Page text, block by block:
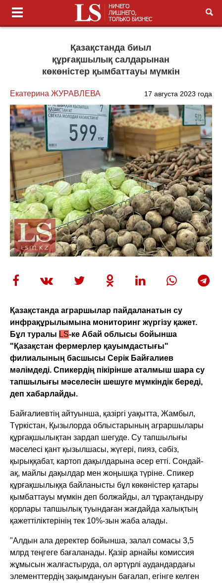
Қазақстанда биыл
құрғақшылық салдарынан
көкөністер қымбаттауы мүмкін
Екатерина ЖУРАВЛЕВА 17 августа 2023 года
Қазақстанда аграршылар пайдаланатын су
инфрақұрылымына мониторинг жүргізу қажет.
Бұл туралы LS-ке Абай облысы бойынша
"Қазақстан фермерлер қауымдастығы"
филиалының басшысы Серік Байғалиев
мәлімдеді. Спикердің пікірінше аталмыш шара су
тапшылығы мәселесін шешуге мүмкіндік береді,
деп хабарлайды.
Байғалиевтің айтуынша, қазіргі уақытта, Жамбыл,
Түркістан, Қызылорда облыстарының аграршылары
құрғақшылықтан зардап шегуде. Су тапшылығы
мәселесі қант қызылшасы, жүгері, пияз, сәбіз,
қырыққабат, картоп дақылдарына әсер етті. Сондай-
ақ, майлы дақылдар мен жоңышқа түріне. Спикер
құрғақшылыққа байланысты бұл көкөністер қатары
қымбаттауы мүмкін деп болжайды, ал тұрақтандыру
қорлары тапшылық туындаған жағдайда халықтың
қажеттіліктерінің тек 10%-зын жаба алады.
"Алдын ала деректер бойынша, залал сомасы 3,5
млрд теңгеге бағаланады. Қазір арнайы комиссия
жұмысын жалғастыруда, ол әртүрлі аудандардағы
элементтердің зақымдануын бағалап, егінге келген